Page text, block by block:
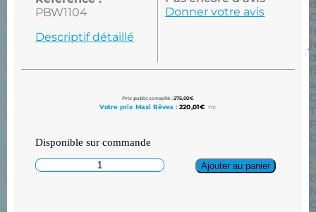
:
PBW1104
Descriptif détaillé
Donner votre avis
Prix public conseillé :275,00€
Votre prix Maxi Rêves : 220,01€ TTC
Disponible sur commande
Ajouter au panier